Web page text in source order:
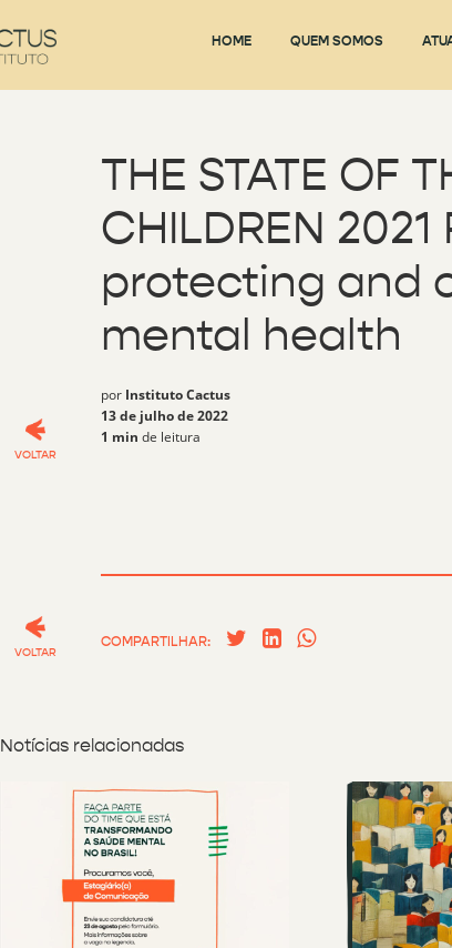
HOME QUEM SOMOS
THE STATE OF
CHILDREN
protecting and
mental health
por Instituto Cactus
13 de julho de 2022
1 min de leitura
VOLTAR
COMPARTILHAR:
VOLTAR
Notícias relacionadas